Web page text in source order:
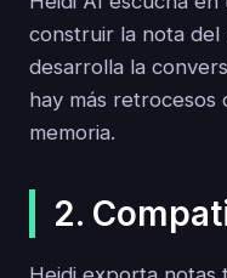
construir la nota del
desarrolla la
hay más retrocesos
memoria.
2.